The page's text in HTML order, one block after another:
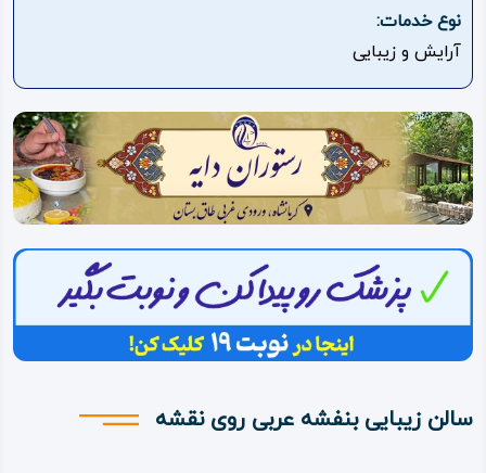
ویژه
درباره
ما
نوع خدمات:
آرایش و زیبایی
سالن زیبایی بنفشه عربی روی نقشه